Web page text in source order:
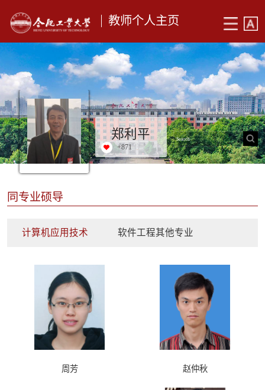
教师个人主页
郑利平
+871
同专业硕导
计算机应用技术 软件工程其他专业
周芳 赵仲秋